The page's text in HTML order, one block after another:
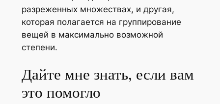
разреженных множествах, и другая,
которая полагается на группирование
вещей в максимально возможной
степени.
Дайте мне знать, если вам
это помогло